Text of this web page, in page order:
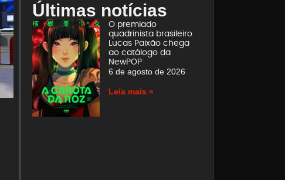
Últimas notícias
O premiado
quadrinista brasileiro
Lucas Paixão chega
ao catálogo da
NewPOP
6 de agosto de 2026
Leia mais »